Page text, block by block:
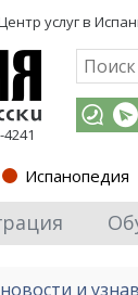
услуг в
Испанопедия
и